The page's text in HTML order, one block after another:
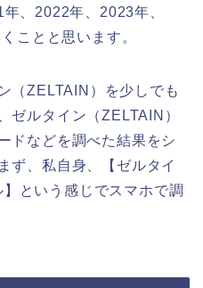
、2022年、2023年、
ことと思います。
（ZELTAIN）を少しでも
ゼルタイン（ZELTAIN）
ドなどを調べた結果をシ
ず、私自身、【ゼルタイ
という感じでスマホで調